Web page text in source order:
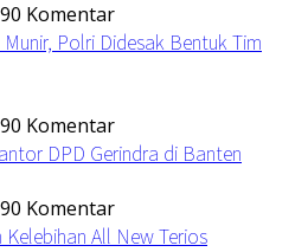
0 Komentar
Munir, Polri Didesak Bentuk Tim
0 Komentar
DPD Gerindra di Banten
0 Komentar
All New Terios